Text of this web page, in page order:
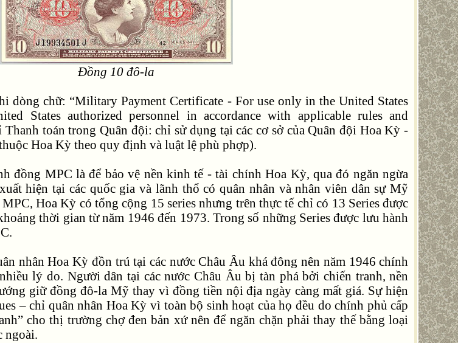
Đồng 10 đô-la
dòng chữ: “Military Payment Certificate - For use only in the United States
States authorized personnel in accordance with applicable rules and
toán trong Quân đội: chỉ sử dụng tại các cơ sở của Quân đội Hoa Kỳ -
Hoa Kỳ theo quy định và luật lệ phù phợp).
đồng MPC là để bảo vệ nền kinh tế - tài chính Hoa Kỳ, qua đó ngăn ngừa
hiện tại các quốc gia và lãnh thổ có quân nhân và nhân viên dân sự Mỹ
Hoa Kỳ có tổng cộng 15 series nhưng trên thực tế chỉ có 13 Series được
thời gian từ năm 1946 đến 1973. Trong số những Series được lưu hành
nhân Hoa Kỳ đồn trú tại các nước Châu Âu khá đông nên năm 1946 chính
lý do. Người dân tại các nước Châu Âu bị tàn phá bởi chiến tranh, nền
giữ đồng đô-la Mỹ thay vì đồng tiền nội địa ngày càng mất giá. Sự hiện
– chỉ quân nhân Hoa Kỳ vì toàn bộ sinh hoạt của họ đều do chính phủ cấp
cho thị trường chợ đen bản xứ nên để ngăn chặn phải thay thế bằng loại
ngoài.